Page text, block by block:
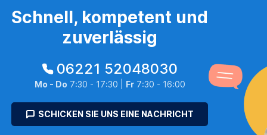
Schnell, kompetent und
zuverlässig
06221 52048030
Mo - Do 7:30 - 17:30 | Fr7:30 - 16:00
SCHICKEN SIE UNS EINE NACHRICHT